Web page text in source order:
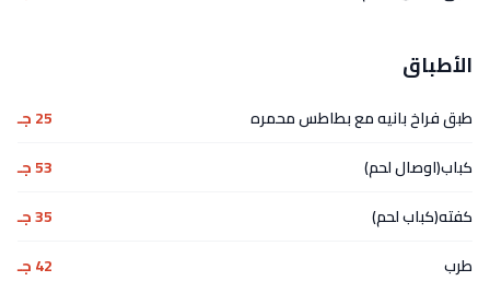
الأطباق
طبق فراخ بانيه مع بطاطس محمره
25 جـ
كباب(اوصال لحم)
53 جـ
كفته(كباب لحم)
35 جـ
طرب
42 جـ